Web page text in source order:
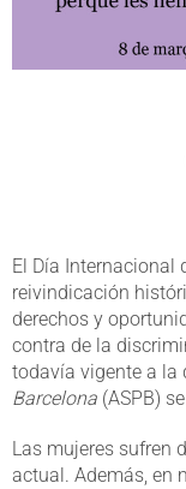
El Día Internacional
reivindicación
derechos y
contra de la
todavía vigente a la
Barcelona (ASPB)
Las mujeres sufren
actual. Además, en